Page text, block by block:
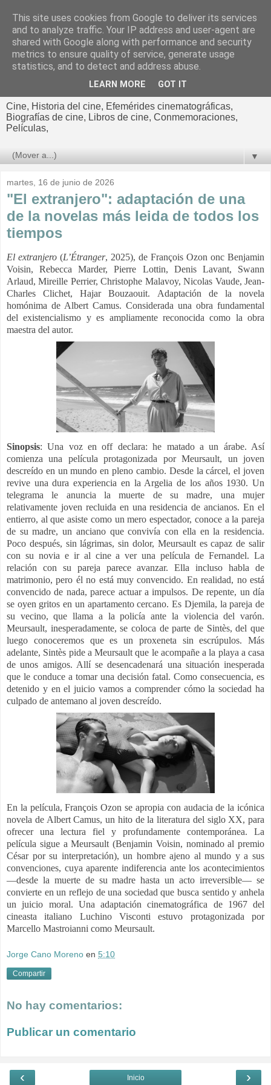
El cultural
cinematográfico de Jorge
Cine, Historia del cine, Efemérides cinematográficas,
Biografías de cine, Libros de cine, Conmemoraciones,
Películas,
▼
martes, 16 de junio de 2026
"El extranjero": adaptación de una
de la novelas más leida de todos los
tiempos
El extranjero (L’Étranger, 2025), de François Ozon onc Benjamin
Voisin, Rebecca Marder, Pierre Lottin, Denis Lavant, Swann
Arlaud, Mireille Perrier, Christophe Malavoy, Nicolas Vaude, Jean-
Charles Clichet, Hajar Bouzaouit. Adaptación de la novela
homónima de Albert Camus. Considerada una obra fundamental
del existencialismo y es ampliamente reconocida como la obra
maestra del autor.
Sinopsis: Una voz en off declara: he matado a un árabe. Así
comienza una película protagonizada por Meursault, un joven
descreído en un mundo en pleno cambio. Desde la cárcel, el joven
revive una dura experiencia en la Argelia de los años 1930. Un
telegrama le anuncia la muerte de su madre, una mujer
relativamente joven recluida en una residencia de ancianos. En el
entierro, al que asiste como un mero espectador, conoce a la pareja
de su madre, un anciano que convivía con ella en la residencia.
Poco después, sin lágrimas, sin dolor, Meursault es capaz de salir
con su novia e ir al cine a ver una película de Fernandel. La
relación con su pareja parece avanzar. Ella incluso habla de
matrimonio, pero él no está muy convencido. En realidad, no está
convencido de nada, parece actuar a impulsos. De repente, un día
se oyen gritos en un apartamento cercano. Es Djemila, la pareja de
su vecino, que llama a la policía ante la violencia del varón.
Meursault, inesperadamente, se coloca de parte de Sintès, del que
luego conoceremos que es un proxeneta sin escrúpulos. Más
adelante, Sintès pide a Meursault que le acompañe a la playa a casa
de unos amigos. Allí se desencadenará una situación inesperada
que le conduce a tomar una decisión fatal. Como consecuencia, es
detenido y en el juicio vamos a comprender cómo la sociedad ha
culpado de antemano al joven descreído.
En la película, François Ozon se apropia con audacia de la icónica
novela de Albert Camus, un hito de la literatura del siglo XX, para
ofrecer una lectura fiel y profundamente contemporánea. La
película sigue a Meursault (Benjamin Voisin, nominado al premio
César por su interpretación), un hombre ajeno al mundo y a sus
convenciones, cuya aparente indiferencia ante los acontecimientos
—desde la muerte de su madre hasta un acto irreversible— se
convierte en un reflejo de una sociedad que busca sentido y anhela
un juicio moral. Una adaptación cinematográfica de 1967 del
cineasta italiano Luchino Visconti estuvo protagonizada por
Marcello Mastroianni como Meursault.
Jorge Cano Moreno en 5:10
Compartir
No hay comentarios:
Publicar un comentario
‹ ›
Inicio
This site uses cookies from Google to deliver its services
and to analyze traffic. Your IP address and user-agent are
shared with Google along with performance and security
metrics to ensure quality of service, generate usage
statistics, and to detect and address abuse.
LEARN MORE GOT IT